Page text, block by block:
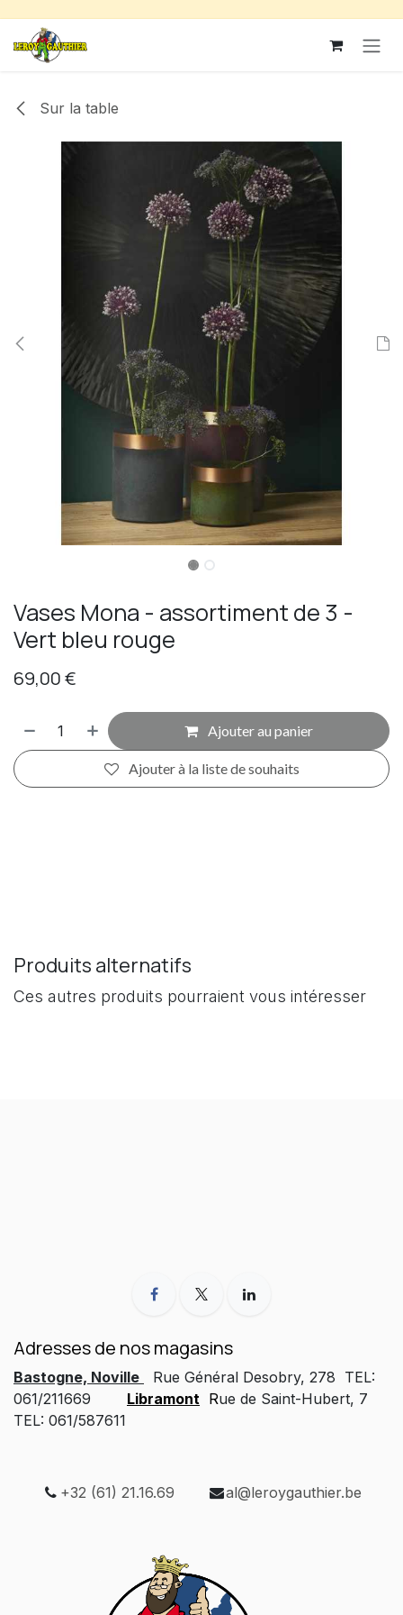
Se rendre au contenu
Sur la table
Vases Mona - assortiment de 3 -
Vert bleu rouge
69,00€
Ajouter au panier
Ajouter à la liste de souhaits
Produits alternatifs
Ces autres produits pourraient vous intéresser
Adresses de nos magasins
Bastogne, Noville
Rue Général Desobry, 278 TEL:
061/211669
Libramont Rue de Saint-Hubert, 7
TEL: 061/587611
+32 (61) 21.16.69 al@leroygauthier.be